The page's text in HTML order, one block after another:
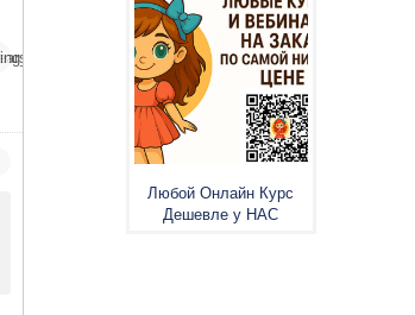
Любой Онлайн Курс
Дешевле у НАС